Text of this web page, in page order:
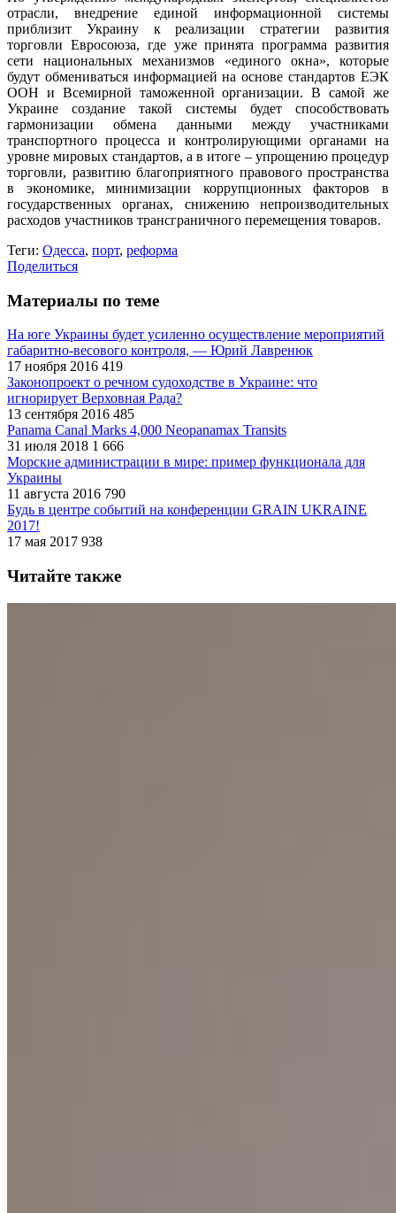
отрасли, внедрение единой информационной системы
приблизит Украину к реализации стратегии развития
торговли Евросоюза, где уже принята программа развития
сети национальных механизмов «единого окна», которые
будут обмениваться информацией на основе стандартов ЕЭК
ООН и Всемирной таможенной организации. В самой же
Украине создание такой системы будет способствовать
гармонизации обмена данными между участниками
транспортного процесса и контролирующими органами на
уровне мировых стандартов, а в итоге – упрощению процедур
торговли, развитию благоприятного правового пространства
в экономике, минимизации коррупционных факторов в
государственных органах, снижению непроизводительных
расходов участников трансграничного перемещения товаров.
Теги: Одесса, порт, реформа
Поделиться
Материалы по теме
На юге Украины будет усиленно осуществление мероприятий
габаритно-весового контроля, — Юрий Лавренюк
17 ноября 2016 419
Законопроект о речном судоходстве в Украине: что
игнорирует Верховная Рада?
13 сентября 2016 485
Panama Canal Marks 4,000 Neopanamax Transits
31 июля 2018 1 666
Морские администрации в мире: пример функционала для
Украины
11 августа 2016 790
Будь в центре событий на конференции GRAIN UKRAINE
2017!
17 мая 2017 938
Читайте также